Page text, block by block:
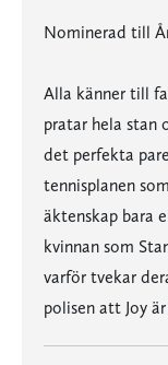
Nominerad till
Alla känner till
pratar hela stan
det perfekta
tennisplanen
äktenskap bara
kvinnan som
varför tvekar
polisen att Joy